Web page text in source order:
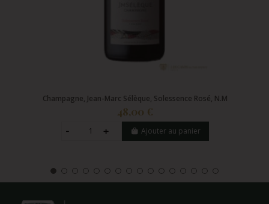
Champagne, Jean-Marc Sélèque, Solessence Rosé, N.M
48,00 €
Ajouter au panier